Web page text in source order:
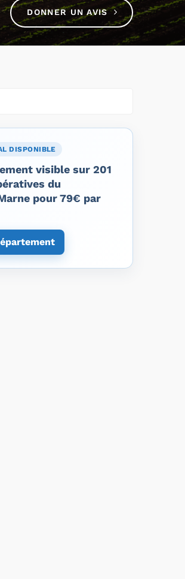
DONNER UN AVIS
DISPONIBLE
visible sur 201
du
pour 79€ par